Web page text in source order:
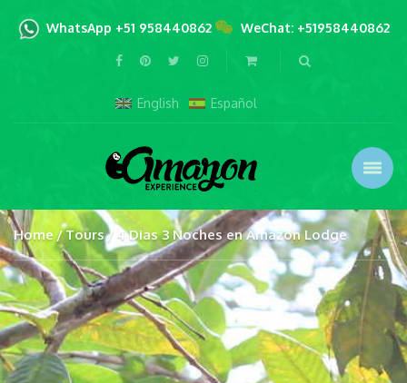
WhatsApp +51 958440862 WeChat: +51958440862
English Español
Home Tours 4 Dias 3 Noches en Amazon Lodge